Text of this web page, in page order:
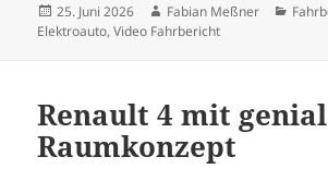
Veröffentlicht
am
25. Juni 2026 Autor
Fabian Meßner
Elektroauto,Video Fahrbericht
Renault 4 mit
Raumkonzept